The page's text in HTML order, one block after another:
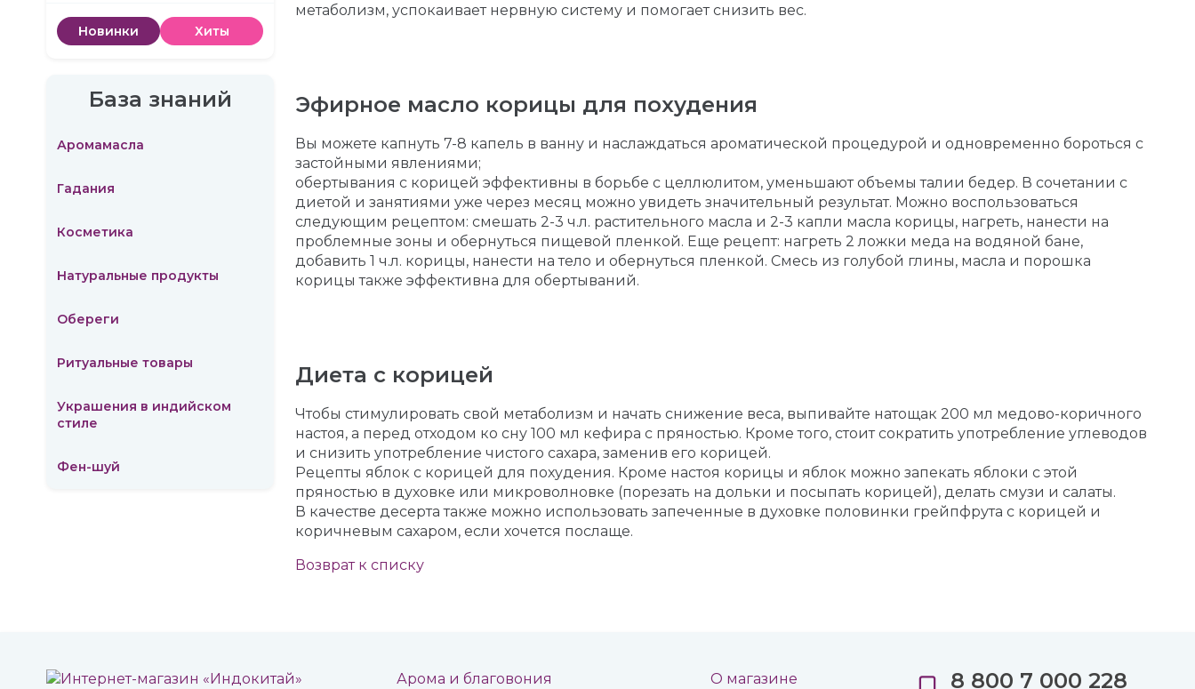
Новинки Хиты
База знаний
Аромамасла
Гадания
Косметика
Натуральные продукты
Обереги
Ритуальные товары
Украшения в индийском
стиле
Фен-шуй
метаболизм, успокаивает нервную систему и помогает снизить вес.
Эфирное масло корицы для похудения
Вы можете капнуть 7-8 капель в ванну и наслаждаться ароматической процедурой и одновременно бороться с
застойными явлениями;
обертывания с корицей эффективны в борьбе с целлюлитом, уменьшают объемы талии бедер. В сочетании с
диетой и занятиями уже через месяц можно увидеть значительный результат. Можно воспользоваться
следующим рецептом: смешать 2-3 ч.л. растительного масла и 2-3 капли масла корицы, нагреть, нанести на
проблемные зоны и обернуться пищевой пленкой. Еще рецепт: нагреть 2 ложки меда на водяной бане,
добавить 1 ч.л. корицы, нанести на тело и обернуться пленкой. Смесь из голубой глины, масла и порошка
корицы также эффективна для обертываний.
Диета с корицей
Чтобы стимулировать свой метаболизм и начать снижение веса, выпивайте натощак 200 мл медово-коричного
настоя, а перед отходом ко сну 100 мл кефира с пряностью. Кроме того, стоит сократить употребление углеводов
и снизить употребление чистого сахара, заменив его корицей.
Рецепты яблок с корицей для похудения. Кроме настоя корицы и яблок можно запекать яблоки с этой
пряностью в духовке или микроволновке (порезать на дольки и посыпать корицей), делать смузи и салаты.
В качестве десерта также можно использовать запеченные в духовке половинки грейпфрута с корицей и
коричневым сахаром, если хочется послаще.
Возврат к списку
Арома и благовония О магазине 8 800 7 000 228